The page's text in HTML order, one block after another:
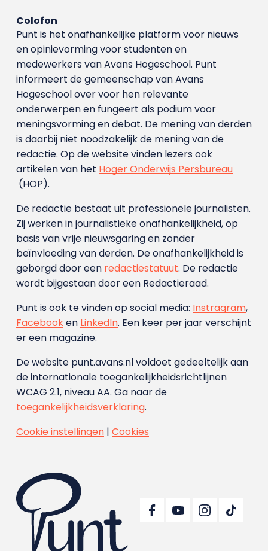
Colofon
Punt is het onafhankelijke platform voor nieuws
en opinievorming voor studenten en
medewerkers van Avans Hoge­school. Punt
informeert de gemeenschap van Avans
Hogeschool over voor hen relevante
onderwerpen en fungeert als podium voor
meningsvorming en debat. De mening van derden
is daarbij niet noodzakelijk de mening van de
redactie. Op de website vinden lezers ook
artikelen van het Hoger Onderwijs Persbureau
(HOP).
De redactie bestaat uit professionele journalisten.
Zij werken in journalistieke onafhankelijkheid, op
basis van vrije nieuwsgaring en zonder
beïnvloeding van derden. De onafhankelijkheid is
geborgd door een redactiestatuut. De redactie
wordt bijgestaan door een Redactieraad.
Punt is ook te vinden op social media: Instragram,
Facebooken LinkedIn. Een keer per jaar verschijnt
er een magazine.
De website punt.avans.nl voldoet gedeeltelijk aan
de internationale toegankelijkheidsrichtlijnen
WCAG 2.1, niveau AA. Ga naar de
toegankelijkheidsverklaring.
Cookie instellingen| Cookies